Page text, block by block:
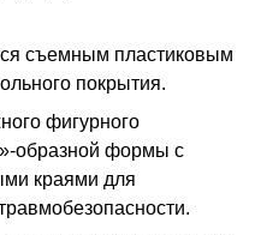
съемным пластиковым
покрытия.
фигурного
образной формы с
краями для